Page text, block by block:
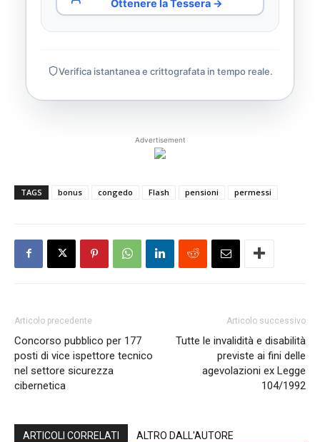
Ottenere la Tessera →
Verifica istantanea e crittografata in tempo reale.
Advertisement
TAGS bonus congedo Flash pensioni permessi
Articolo precedente
Concorso pubblico per 177
posti di vice ispettore tecnico
nel settore sicurezza
cibernetica
Articolo successivo
Tutte le invalidità e disabilità
previste ai fini delle
agevolazioni ex Legge
104/1992
ARTICOLI CORRELATI ALTRO DALL'AUTORE